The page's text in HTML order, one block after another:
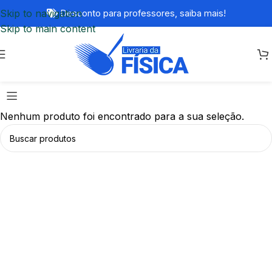
Skip to navigation
Skip to main content
Desconto para professores, saiba mais!
Nenhum produto foi encontrado para a sua seleção.